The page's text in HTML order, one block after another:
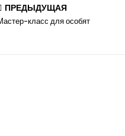
ПРЕДЫДУЩАЯ
класс для особят